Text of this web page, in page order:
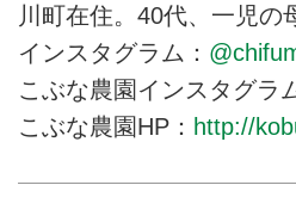
川町在住。40代、一児の
インスタグラム：
こぶな農園インスタグラ
こぶな農園HP： http://